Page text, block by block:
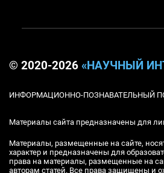
© 2020-2026 «НАУЧНЫЙ
ИНФОРМАЦИОННО-ПОЗНАВАТЕЛЬНЫЙ
Материалы сайта предназначены для
Материалы, размещенные на сайте,
характер и предназначены для
права на материалы, размещенные на
авторам статей. Все права защищены и